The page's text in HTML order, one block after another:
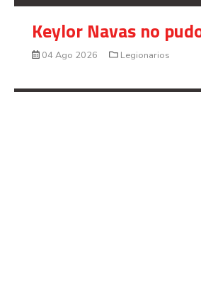
Keylor Navas no
04 Ago 2026 Legionarios